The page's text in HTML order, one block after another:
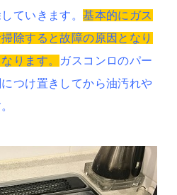
ていきます。基本的にガス
除すると故障の原因となり
ります。 ガスコンロのパー
つけ置きしてから油汚れや